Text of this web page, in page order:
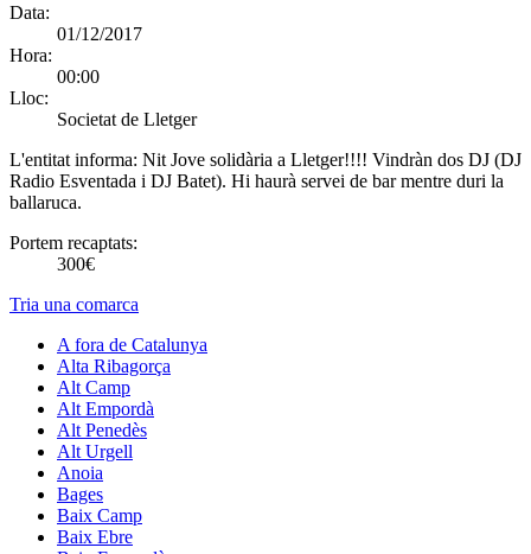
Data:
01/12/2017
Hora:
00:00
Lloc:
Societat de Lletger
L'entitat informa: Nit Jove solidària a Lletger!!!! Vindràn dos DJ (DJ
Radio Esventada i DJ Batet). Hi haurà servei de bar mentre duri la
ballaruca.
Portem recaptats:
300€
Tria una comarca
A fora de Catalunya
Alta Ribagorça
Alt Camp
Alt Empordà
Alt Penedès
Alt Urgell
Anoia
Bages
Baix Camp
Baix Ebre